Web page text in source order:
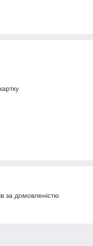
за домовленістю